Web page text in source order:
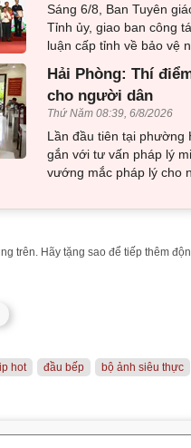
Sáng 6/8, Ban Tuyên
Tỉnh ủy, giao ban công
luận cấp tỉnh về bảo vệ
Hải Phòng: Thí
cho người dân
Thứ Năm 08:39, 6/8/2026
Lần đầu tiên tại phường
gắn với tư vấn pháp lý
vướng mắc pháp lý cho
trên. Hãy tặng sao để tiếp thêm
hot đầu bếp bộ ảnh siêu thực